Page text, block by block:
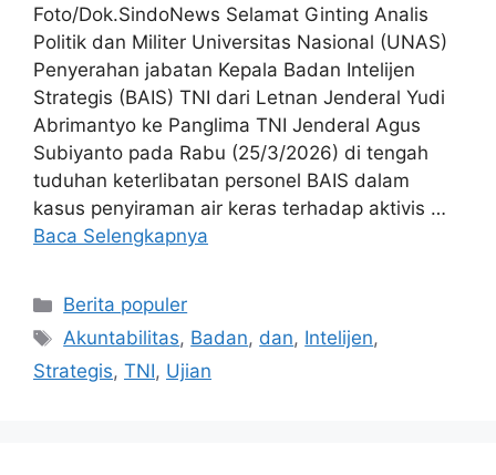
Foto/Dok.SindoNews Selamat Ginting Analis
Politik dan Militer Universitas Nasional (UNAS)
Penyerahan jabatan Kepala Badan Intelijen
Strategis (BAIS) TNI dari Letnan Jenderal Yudi
Abrimantyo ke Panglima TNI Jenderal Agus
Subiyanto pada Rabu (25/3/2026) di tengah
tuduhan keterlibatan personel BAIS dalam
kasus penyiraman air keras terhadap aktivis …
Baca Selengkapnya
Kategori
Berita populer
Tag
Akuntabilitas, Badan, dan, Intelijen,
Strategis, TNI, Ujian